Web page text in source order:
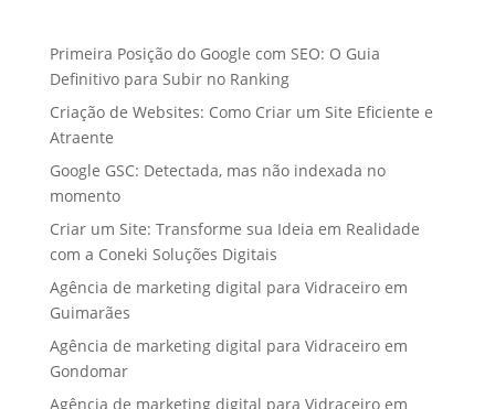
Primeira Posição do Google com SEO: O Guia
Definitivo para Subir no Ranking
Criação de Websites: Como Criar um Site Eficiente e
Atraente
Google GSC: Detectada, mas não indexada no
momento
Criar um Site: Transforme sua Ideia em Realidade
com a Coneki Soluções Digitais
Agência de marketing digital para Vidraceiro em
Guimarães
Agência de marketing digital para Vidraceiro em
Gondomar
Agência de marketing digital para Vidraceiro em